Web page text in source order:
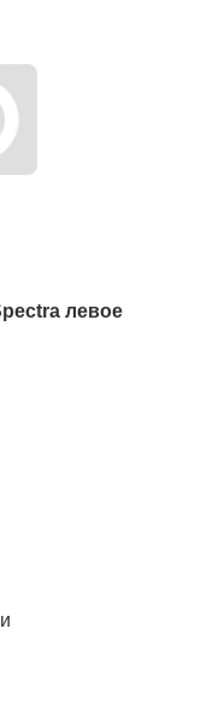
левое